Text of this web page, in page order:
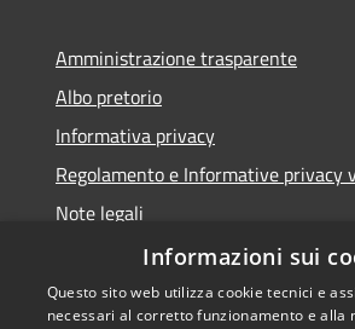
Amministrazione trasparente
Albo pretorio
Informativa privacy
Regolamento e Informative privacy
Note legali
Dichiarazione di accessibilità
Informazioni sui
Questo sito web utilizza cookie tecnici e
necessari al corretto funzionamento e alla